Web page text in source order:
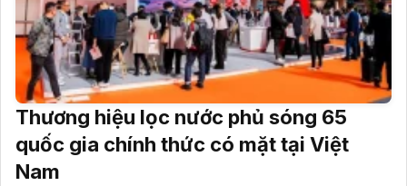
Thương hiệu lọc nước phủ sóng 65
quốc gia chính thức có mặt tại Việt
Nam